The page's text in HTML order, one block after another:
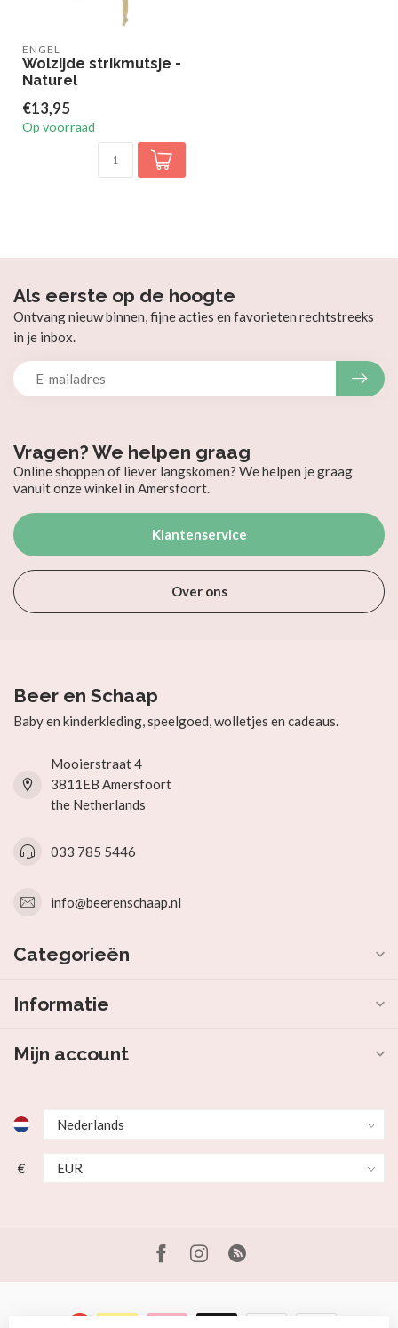
ENGEL
Wolzijde strikmutsje -
Naturel
€13,95
Op voorraad
Vragen? We helpen graag
Online shoppen of liever langskomen? We helpen je graag
vanuit onze winkel in Amersfoort.
Klantenservice
Over ons
Als eerste op de hoogte
Ontvang nieuw binnen, fijne acties en favorieten rechtstreeks
in je inbox.
Beer en Schaap
Baby en kinderkleding, speelgoed, wolletjes en cadeaus.
Mooierstraat 4
3811EB Amersfoort
the Netherlands
033 785 5446
info@beerenschaap.nl
Categorieën
Informatie
Mijn account
€